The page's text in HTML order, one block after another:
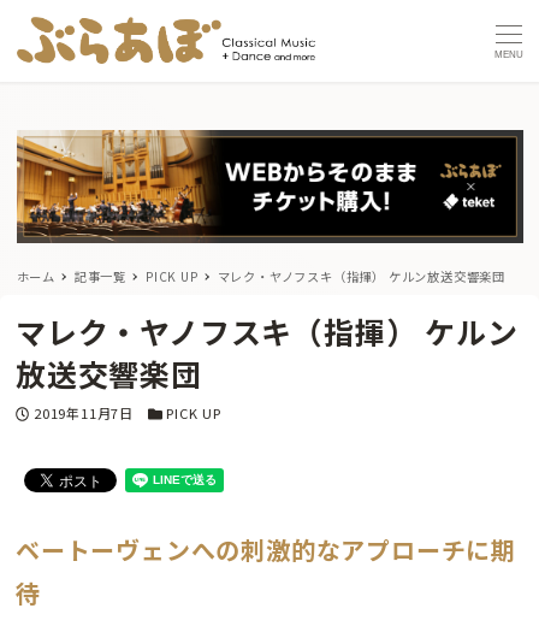
MENU
ホーム 記事一覧 PICK UP マレク・ヤノフスキ（指揮） ケルン放送交響楽団
マレク・ヤノフスキ（指揮） ケルン
放送交響楽団
投稿日
2019年11月7日 カテゴリー
PICK UP
ベートーヴェンへの刺激的なアプローチに期
待